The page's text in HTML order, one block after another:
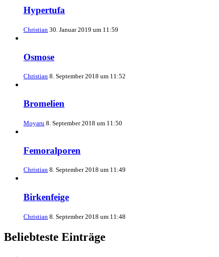
Hypertufa
Christian 30. Januar 2019 um 11:59
Osmose
Christian 8. September 2018 um 11:52
Bromelien
Moyaru 8. September 2018 um 11:50
Femoralporen
Christian 8. September 2018 um 11:49
Birkenfeige
Christian 8. September 2018 um 11:48
Beliebteste Einträge